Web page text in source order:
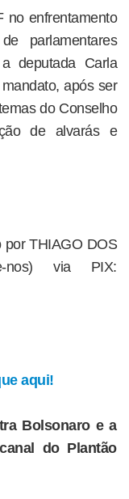
no enfrentamento
parlamentares
deputada Carla
após ser
do Conselho
de alvarás e
por THIAGO DOS
nos) via PIX:
aqui!
Bolsonaro e a
do Plantão